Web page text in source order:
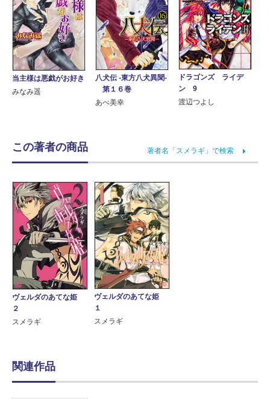
当主様は悪戯がお好き
みなみ遥
八犬伝 ‐東方八犬異聞‐
第１６巻
あべ美幸
ドラゴンズ ライデ
ン 9
渡辺つよし
この著者の商品 著者名「スメラギ」で検索
ヴェルダのあてな姫
２
スメラギ
ヴェルダのあてな姫
１
スメラギ
関連作品